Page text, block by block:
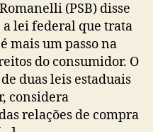
(PSB) disse
lei federal que trata
mais um passo na
do consumidor. O
duas leis estaduais
considera
relações de compra